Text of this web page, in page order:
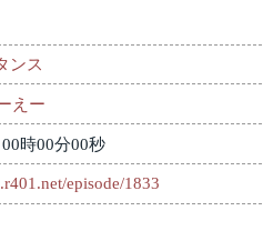
ンス
えー
時00分00秒
episode/1833